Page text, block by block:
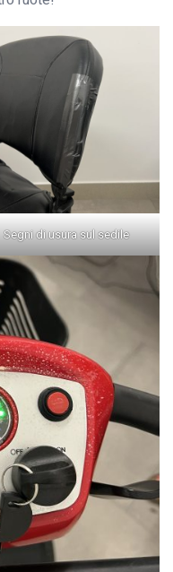
Segni di usura sul sedile